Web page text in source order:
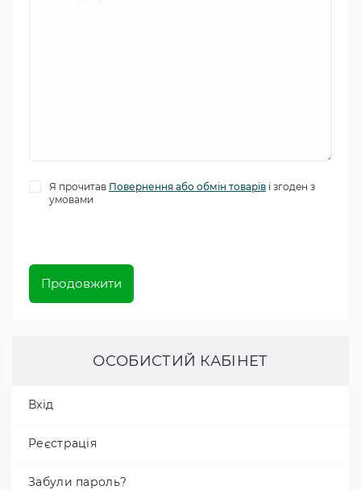
Я прочитав Повернення або обмін товарів і згоден з
умовами
Продовжити
ОСОБИСТИЙ КАБІНЕТ
Вхід
Реєстрація
Забули пароль?